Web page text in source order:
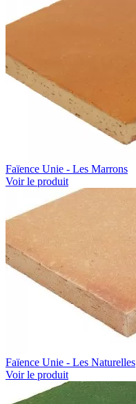
Faïence Unie - Les Marrons
Voir le produit
Faïence Unie - Les Naturelles
Voir le produit